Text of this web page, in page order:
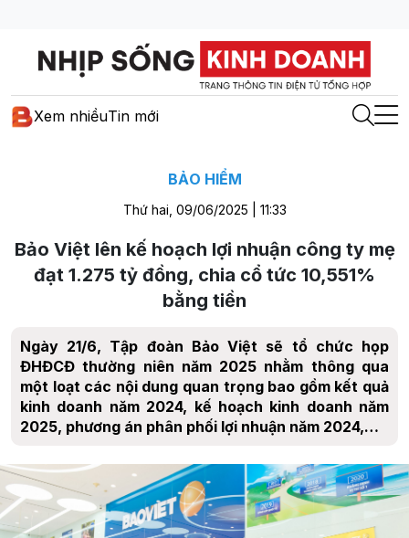
Xem nhiềuTin mới
BẢO HIỂM
Thứ hai, 09/06/2025 | 11:33
Bảo Việt lên kế hoạch lợi nhuận công ty mẹ
đạt 1.275 tỷ đồng, chia cổ tức 10,551%
bằng tiền
Ngày 21/6, Tập đoàn Bảo Việt sẽ tổ chức họp
ĐHĐCĐ thường niên năm 2025 nhằm thông qua
một loạt các nội dung quan trọng bao gồm kết quả
kinh doanh năm 2024, kế hoạch kinh doanh năm
2025, phương án phân phối lợi nhuận năm 2024,…